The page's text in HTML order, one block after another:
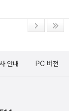
안내 PC 버전